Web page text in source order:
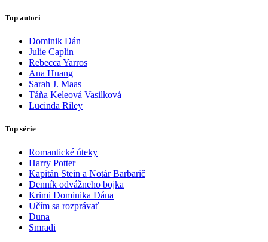
Top autori
Dominik Dán
Julie Caplin
Rebecca Yarros
Ana Huang
Sarah J. Maas
Táňa Keleová Vasilková
Lucinda Riley
Top série
Romantické úteky
Harry Potter
Kapitán Stein a Notár Barbarič
Denník odvážneho bojka
Krimi Dominika Dána
Učím sa rozprávať
Duna
Smradi